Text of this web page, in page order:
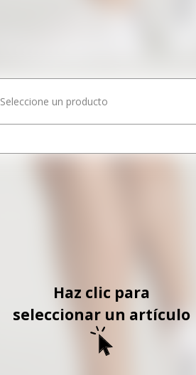
Seleccione un producto
Haz clic para
seleccionar un artículo